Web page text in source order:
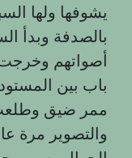
يشوفها ولها
بالصدفة وبدأ
أصواتهم
باب بين
ممر ضيق
والتصوير مرة